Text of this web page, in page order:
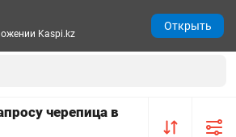
черепица в
Kaspi.kz
Открыть